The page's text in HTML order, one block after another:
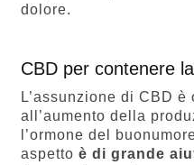
dolore.
CBD per contenere
L’assunzione di CBD
all’aumento della
l’ormone del
aspetto è di grande